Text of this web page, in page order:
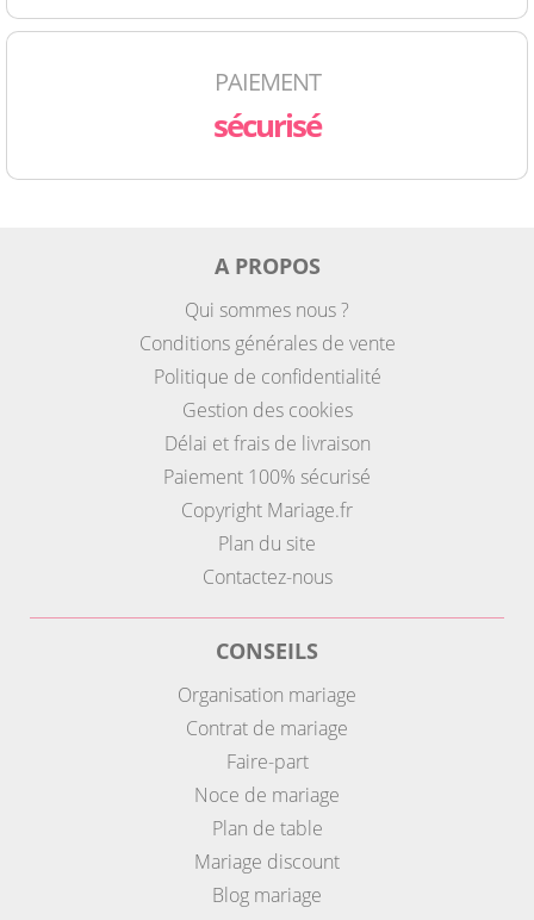
PAIEMENT
sécurisé
A PROPOS
Qui sommes nous ?
Conditions générales de vente
Politique de confidentialité
Gestion des cookies
Délai et frais de livraison
Paiement 100% sécurisé
Copyright Mariage.fr
Plan du site
Contactez-nous
CONSEILS
Organisation mariage
Contrat de mariage
Faire-part
Noce de mariage
Plan de table
Mariage discount
Blog mariage